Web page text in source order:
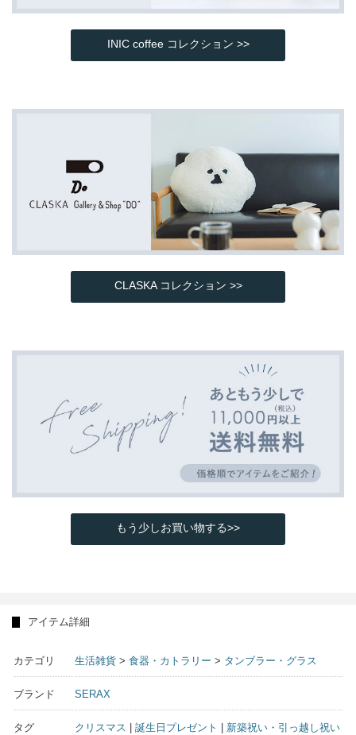
INIC coffee コレクション >>
CLASKA コレクション >>
もう少しお買い物する>>
アイテム詳細
カテゴリ 生活雑貨 > 食器・カトラリー > タンブラー・グラス
ブランド SERAX
タグ クリスマス 誕生日プレゼント 新築祝い・引っ越し祝い